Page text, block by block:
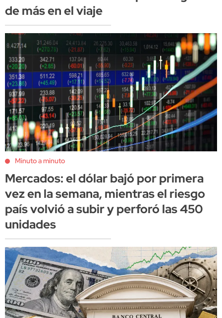
de más en el viaje
Minuto a minuto
Mercados: el dólar bajó por primera
vez en la semana, mientras el riesgo
país volvió a subir y perforó las 450
unidades